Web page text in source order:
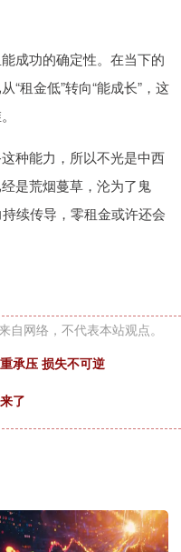
成功的确定性。在当下的
“租金低”转向“能成长”，这
种能力，所以不光是中西
是荒烟蔓草，沦为了鬼
续传导，零租金或许还会
自网络，不代表本站观点。
承压 损失不可逆
了